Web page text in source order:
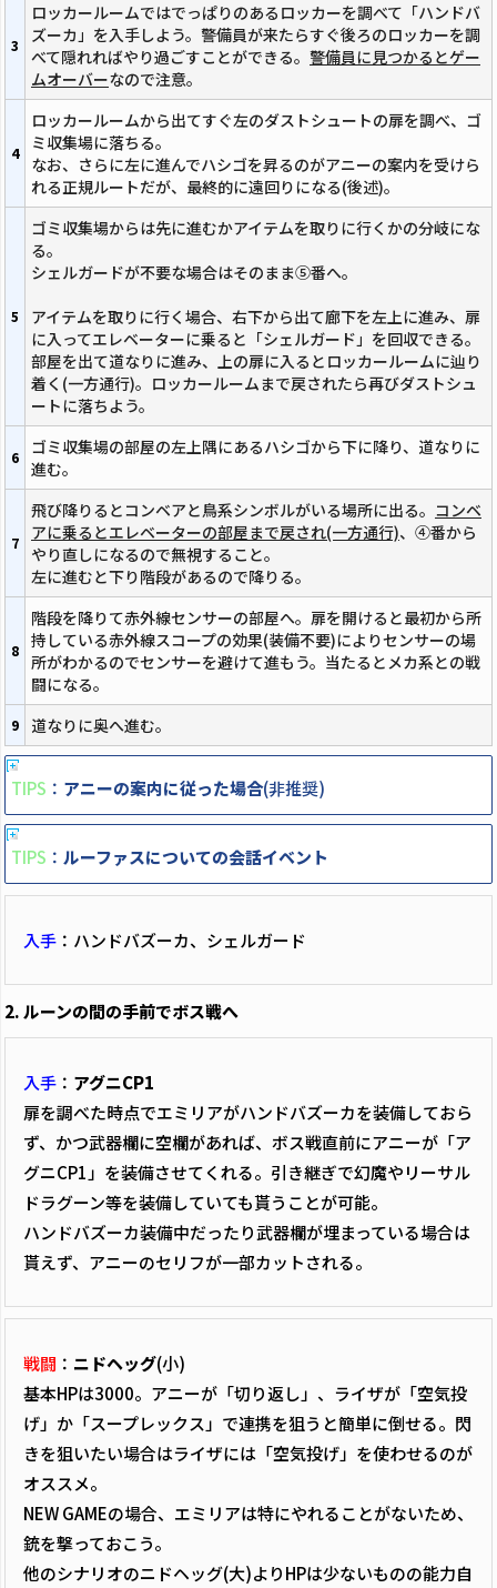
3
ロッカールームではでっぱりのあるロッカーを調べて「ハンドバ
ズーカ」を入手しよう。警備員が来たらすぐ後ろのロッカーを調
べて隠れればやり過ごすことができる。 警備員に見つかるとゲー
ムオーバーなので注意。
4
ロッカールームから出てすぐ左のダストシュートの扉を調べ、ゴ
ミ収集場に落ちる。
なお、さらに左に進んでハシゴを昇るのがアニーの案内を受けら
れる正規ルートだが、最終的に遠回りになる(後述)。
5
ゴミ収集場からは先に進むかアイテムを取りに行くかの分岐にな
る。
シェルガードが不要な場合はそのまま⑤番へ。
アイテムを取りに行く場合、右下から出て廊下を左上に進み、扉
に入ってエレベーターに乗ると「シェルガード」を回収できる。
部屋を出て道なりに進み、上の扉に入るとロッカールームに辿り
着く(一方通行)。ロッカールームまで戻されたら再びダストシュ
ートに落ちよう。
6
ゴミ収集場の部屋の左上隅にあるハシゴから下に降り、道なりに
進む。
7
飛び降りるとコンベアと鳥系シンボルがいる場所に出る。 コンベ
アに乗るとエレベーターの部屋まで戻され(一方通行)、④番から
やり直しになるので無視すること。
左に進むと下り階段があるので降りる。
8
階段を降りて赤外線センサーの部屋へ。扉を開けると最初から所
持している赤外線スコープの効果(装備不要)によりセンサーの場
所がわかるのでセンサーを避けて進もう。当たるとメカ系との戦
闘になる。
9 道なりに奥へ進む。
TIPS ： アニーの案内に従った場合(非推奨)
TIPS ： ルーファスについての会話イベント
入手 ：ハンドバズーカ、シェルガード
2. ルーンの間の手前でボス戦へ
入手 ： アグニCP1
扉を調べた時点でエミリアがハンドバズーカを装備しておら
ず、かつ武器欄に空欄があれば、ボス戦直前にアニーが「ア
グニCP1」を装備させてくれる。引き継ぎで幻魔やリーサル
ドラグーン等を装備していても貰うことが可能。
ハンドバズーカ装備中だったり武器欄が埋まっている場合は
貰えず、アニーのセリフが一部カットされる。
戦闘 ： ニドヘッグ(小)
基本HPは3000。アニーが「切り返し」、ライザが「空気投
げ」か「スープレックス」で連携を狙うと簡単に倒せる。閃
きを狙いたい場合はライザには「空気投げ」を使わせるのが
オススメ。
NEW GAMEの場合、エミリアは特にやれることがないため、
銃を撃っておこう。
他のシナリオのニドヘッグ(大)よりHPは少ないものの能力自